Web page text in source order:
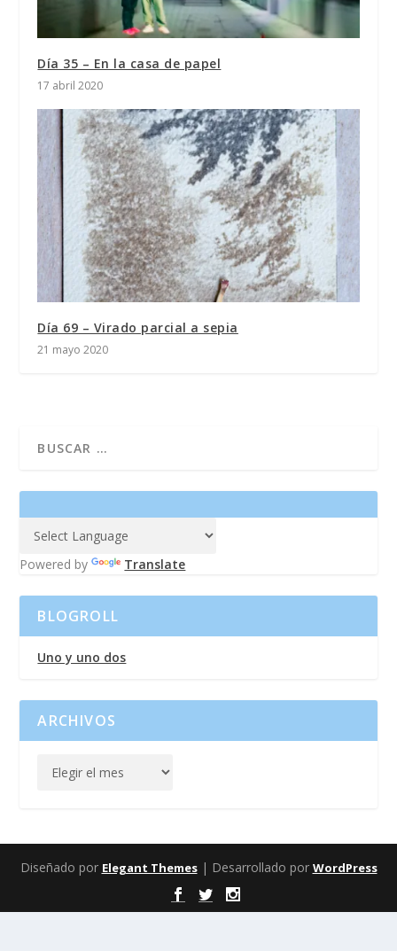
Día 35 – En la casa de papel
17 abril 2020
Día 69 – Virado parcial a sepia
21 mayo 2020
Powered by Translate
BLOGROLL
Uno y uno dos
ARCHIVOS
Diseñado por Elegant Themes| Desarrollado por WordPress